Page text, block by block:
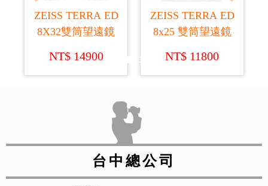
ZEISS TERRA ED
8X32雙筒望遠鏡
NT$ 14900
ZEISS TERRA ED
8x25 雙筒望遠鏡
NT$ 11800
台中總公司